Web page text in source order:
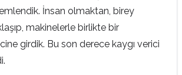
İnsan olmaktan, birey
makinelerle birlikte bir
girdik. Bu son derece kaygı verici